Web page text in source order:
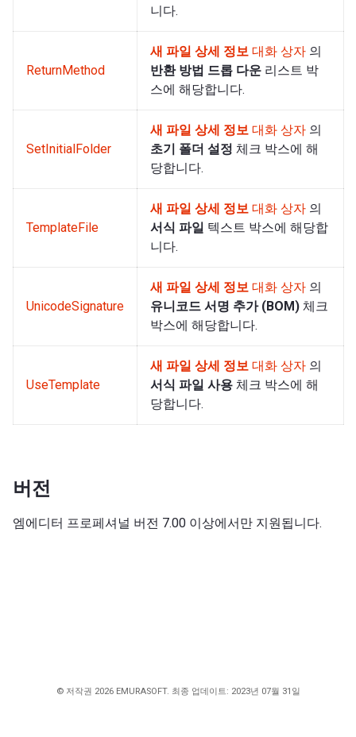
니다.
ReturnMethod
새 파일 상세 정보 대화 상자 의
반환 방법 드롭 다운 리스트 박
스에 해당합니다.
SetInitialFolder
새 파일 상세 정보 대화 상자 의
초기 폴더 설정 체크 박스에 해
당합니다.
TemplateFile
새 파일 상세 정보 대화 상자 의
서식 파일 텍스트 박스에 해당합
니다.
UnicodeSignature
새 파일 상세 정보 대화 상자 의
유니코드 서명 추가 (BOM) 체크
박스에 해당합니다.
UseTemplate
새 파일 상세 정보 대화 상자 의
서식 파일 사용 체크 박스에 해
당합니다.
버전
엠에디터 프로페셔널 버전 7.00 이상에서만 지원됩니다.
© 저작권 2026 EMURASOFT. 최종 업데이트: 2023년 07월 31일